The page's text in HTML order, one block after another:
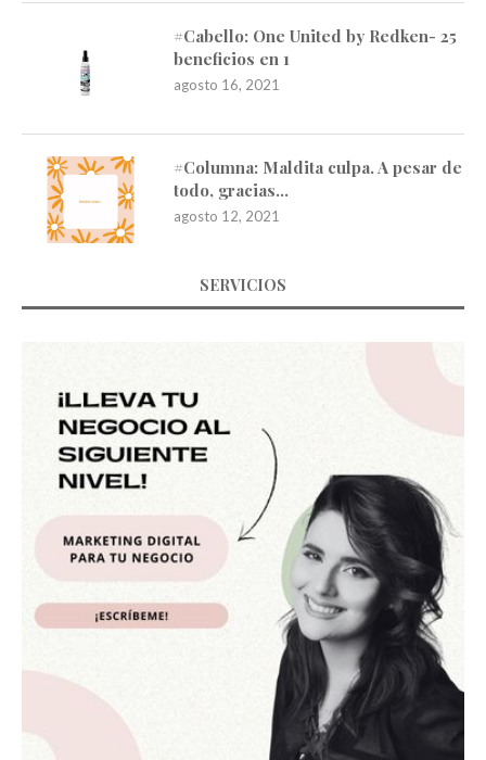
#Cabello: One United by Redken- 25
beneficios en 1
agosto 16, 2021
#Columna: Maldita culpa. A pesar de
todo, gracias…
agosto 12, 2021
SERVICIOS